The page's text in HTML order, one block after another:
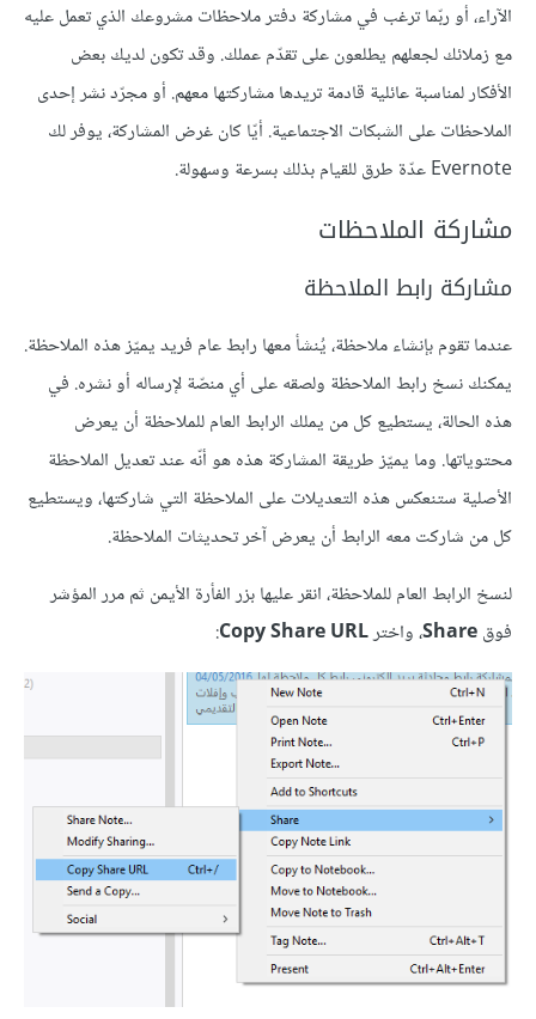
الآراء، أو ربّما ترغب في مشاركة دفتر ملاحظات مشروعك الذي تعمل عليه
مع زملائك لجعلهم يطلعون على تقدّم عملك. وقد تكون لديك بعض
الأفكار لمناسبة عائلية قادمة تريدها مشاركتها معهم. أو مجرّد نشر إحدى
الملاحظات على الشبكات الاجتماعية. أيّا كان غرض المشاركة، يوفر لك
Evernote عدّة طرق للقيام بذلك بسرعة وسهولة.
مشاركة الملاحظات
مشاركة رابط الملاحظة
عندما تقوم بإنشاء ملاحظة، يُنشأ معها رابط عام فريد يميّز هذه الملاحظة.
يمكنك نسخ رابط الملاحظة ولصقه على أي منصّة لإرساله أو نشره. في
هذه الحالة، يستطيع كل من يملك الرابط العام للملاحظة أن يعرض
محتوياتها. وما يميّز طريقة المشاركة هذه هو أنّه عند تعديل الملاحظة
الأصلية ستنعكس هذه التعديلات على الملاحظة التي شاركتها، ويستطيع
كل من شاركت معه الرابط أن يعرض آخر تحديثات الملاحظة.
لنسخ الرابط العام للملاحظة، انقر عليها بزر الفأرة الأيمن ثم مرر المؤشر
فوقShare، واخترCopy Share URL
: